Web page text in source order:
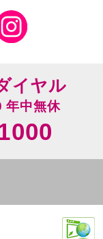
イヤル
年中無休